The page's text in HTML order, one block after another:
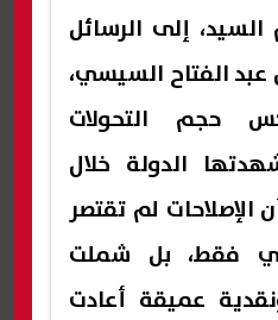
إلى الرسائل
الفتاح السيسي،
حجم التحولات
الدولة خلال
الإصلاحات لم تقتصر
فقط، بل شملت
عميقة أعادت